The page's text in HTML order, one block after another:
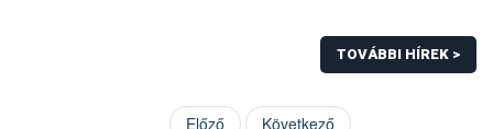
TOVÁBBI HÍREK >
Előző Következő